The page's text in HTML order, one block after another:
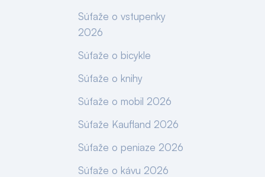
Súťaže o vstupenky
2026
Súťaže o bicykle
Súťaže o knihy
Súťaže o mobil 2026
Súťaže Kaufland 2026
Súťaže o peniaze 2026
Súťaže o kávu 2026